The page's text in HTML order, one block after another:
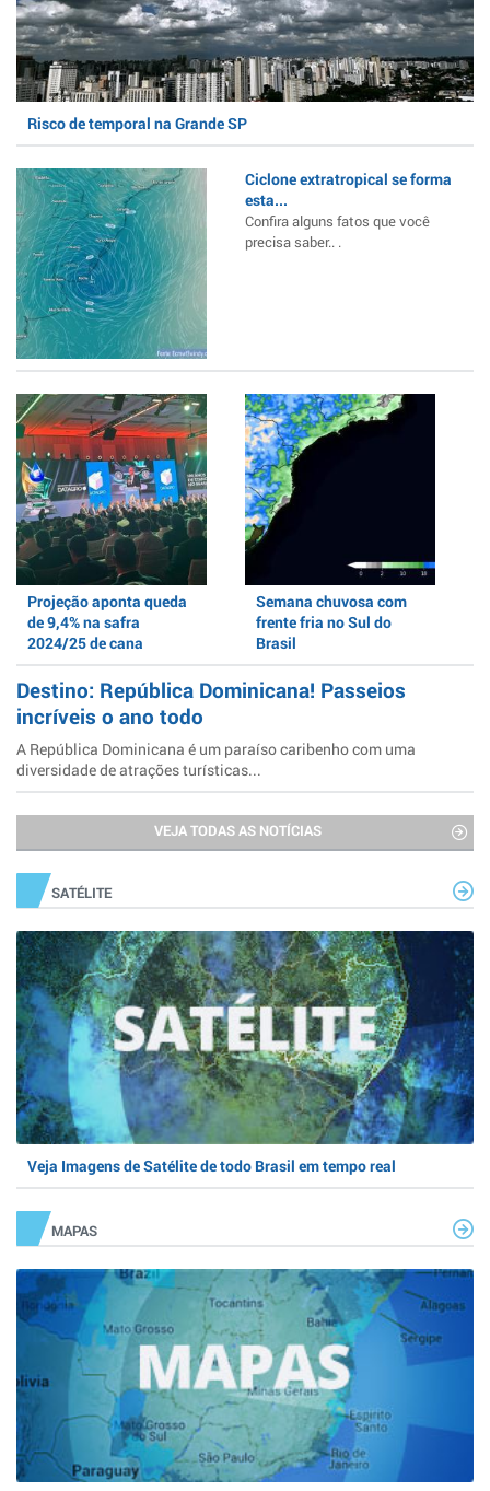
Risco de temporal na Grande SP
Ciclone extratropical se forma
esta...
Confira alguns fatos que você
precisa saber.. .
Projeção aponta queda
de 9,4% na safra
2024/25 de cana
Semana chuvosa com
frente fria no Sul do
Brasil
Destino: República Dominicana! Passeios
incríveis o ano todo
A República Dominicana é um paraíso caribenho com uma
diversidade de atrações turísticas...
VEJA TODAS AS NOTÍCIAS
SATÉLITE
Veja Imagens de Satélite de todo Brasil em tempo real
MAPAS